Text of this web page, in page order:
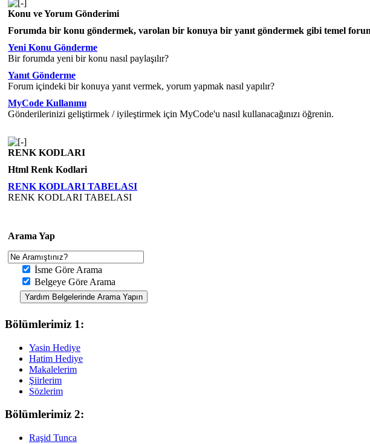
Konu ve Yorum Gönderimi
Forumda bir konu göndermek, varolan bir konuya bir yanıt göndermek gibi temel forum
Yeni Konu Gönderme
Bir forumda yeni bir konu nasıl paylaşılır?
Yanıt Gönderme
Forum içindeki bir konuya yanıt vermek, yorum yapmak nasıl yapılır?
MyCode Kullanımı
Gönderilerinizi geliştirmek / iyileştirmek için MyCode'u nasıl kullanacağınızı öğrenin.
RENK KODLARI
Html Renk Kodlari
RENK KODLARI TABELASI
RENK KODLARI TABELASI
Arama Yap
İsme Göre Arama
Belgeye Göre Arama
Bölümlerimiz 1:
Yasin Hediye
Hatim Hediye
Makalelerim
Şiirlerim
Sözlerim
Bölümlerimiz 2:
Raşid Tunca